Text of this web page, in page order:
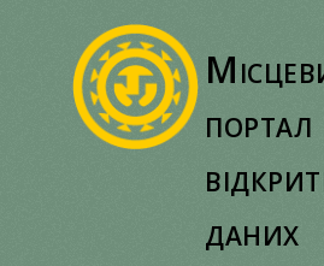
портал
даних